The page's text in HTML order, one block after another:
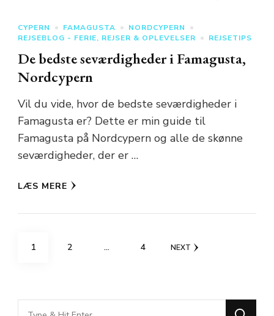
CYPERN FAMAGUSTA
NORDCYPERN
REJSEBLOG - FERIE, REJSER & OPLEVELSER
REJSETIPS
De bedste seværdigheder i Famagusta,
Nordcypern
Vil du vide, hvor de bedste seværdigheder i
Famagusta er? Dette er min guide til
Famagusta på Nordcypern og alle de skønne
seværdigheder, der er …
LÆS MERE
Indlægsinddeling
PAGE
1 PAGE
2 … PAGE
4 NEXT
Looking